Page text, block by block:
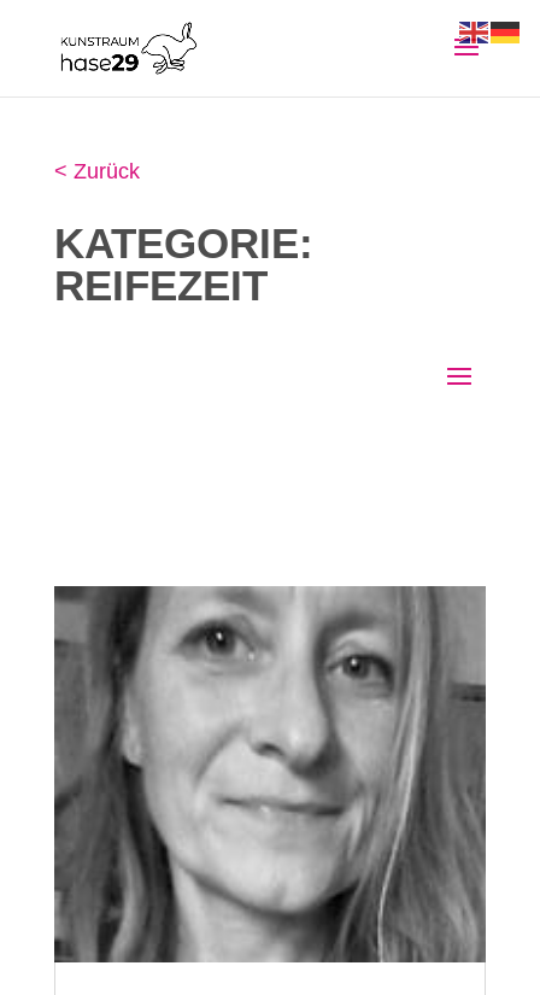
< Zurück
KATEGORIE:
REIFEZEIT